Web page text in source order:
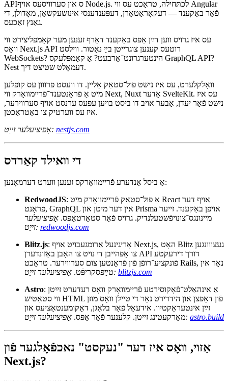
NestJS: אַ באַקענד מיט סוואַגר (ווערטלעך)
NestJS איז נישט אַן UI פֿריימװאָרק, אָבער עס איז צו פּאָפּולער צו זען
נישט. עס באַשערט א דאַנעלעכצע, טײַפּסקריפֿט־ערשטע וועג צו בויען
APIס און סערוויסעס אויף Node.js. לכתּחילה, טראַכט עס ווי Angular
פֿאַר באַקענד — דעקאָראַטאָרן, דעפּענדענסי אינזשעקשאַן, מאָדולן, די
גאַנץ זאַכעס.
עס איז גרויס ווען דײַן אַפּס באַקענד דאַרף זענען מער קאָמפּליצירט ווי
וואָס Next.js API רוטעס קענען צוגרייטן בײַ נאַטור. ווילסט
WebSockets? הינטערגרונט־אַרבעט? אַ קאָמפּלעקס GraphQL API?
Nest דעמאָלט שטיצט דיך.
וואָלקלערט, עס איז נישט פול־סטאַק אַליין. דו וועסט פּרווון עס קופּלען
מיט אַ פֿראָנטענד־פֿריימװאָרק ווי Next, Nuxt אָדער SvelteKit. עס איז
נישט פֿאַר יעדן, אָבער אויב דו ביסט בויען עפעס ערנסט אויף סערווירער,
די וואילד קאַרדס
אַ ביסל אַנדערע פֿריימװאָרקס זענען ווערט דערמאָנען:
RedwoodJS : אַ פול־סטאַק פֿריימװאָרק מיט React אויף דער
פֿראָנט, GraphQL אין דער מיטן און Prisma אויפֿן באַקענד. זייער
מיינונגס־צונויפֿשטעלנדיק. גרויס פֿאַר סטאַרטאַפּס.אָפיציעלער
זייַט: redwoodjs.com
Blitz.js : אָריגינעל אַרומגעבויט אויף Next.js, האָט Blitz געצווונגען
צו אָפּהייבן די נויט צו האָבן באַזונדערן API דורך דירעקטע
פֿונקציע־רופֿן פֿון פֿראָנטען צום סערווירער. טראַכט Rails, נאָר אין
טײַפּסקריפּֿט.אָפיציעלער זייַט:blitzjs.com
Astro: אַ אינהאַלט־פֿאָקוסירטע פֿריימװאָרק וואָס רעדערט זײַטן
ווי סטאַטיש HTML פֿון דאָפצן און הידרירט נאָר די טיילן וואָס מוזן
זײַן אינטעראַקטיוו. אידעאַל פֿאַר בלאַגן, דאָקומענטאַציעס און